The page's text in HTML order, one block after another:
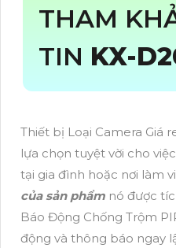
THAM
TIN KX-
Thiết bị Loại Camera Giá
lựa chọn tuyệt vời cho
tại gia đình hoặc nơi làm
của sản phẩm nó được
Báo Động Chống Trộm
động và thông báo ngay